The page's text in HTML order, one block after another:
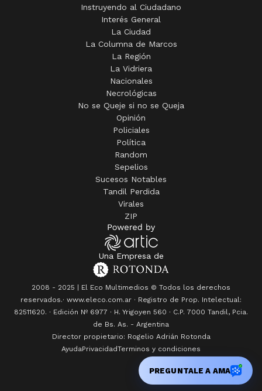
Instruyendo al Ciudadano
Interés General
La Ciudad
La Columna de Marcos
La Región
La Vidriera
Nacionales
Necrológicas
No se Queje si no se Queja
Opinión
Policiales
Política
Random
Sepelios
Sucesos Notables
Tandil Perdida
Virales
ZIP
Una Empresa de
2008 - 2025 | El Eco Multimedios © Todos los derechos
reservados.· www.eleco.com.ar · Registro de Prop. Intelectual:
82511620. · Edición Nº 6977 · H. Yrigoyen 560 · C.P. 7000 Tandil, Pcia.
de Bs. As. - Argentina
Director propietario: Rogelio Adrián Rotonda
AyudaPrivacidadTerminos y condiciones
PREGUNTALE A AMA